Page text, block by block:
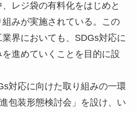
レジ袋の有料化をはじめと
組みが実施されている。この
界においても、SDGs対応に
進めていくことを目的に設
対応に向けた取り組みの一環
包装形態検討会」を設け、い